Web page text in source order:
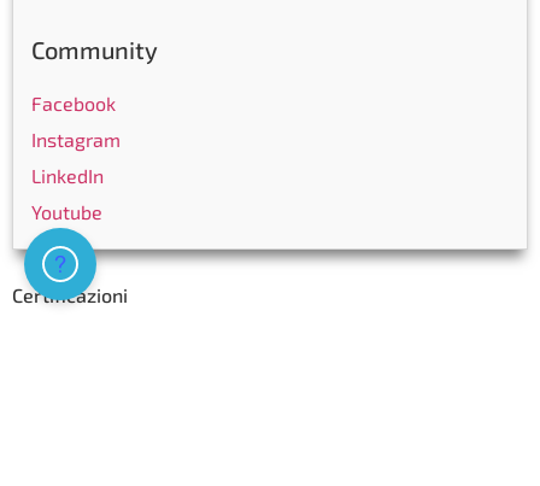
Community
Facebook
Instagram
LinkedIn
Youtube
Certificazioni
Assistenza